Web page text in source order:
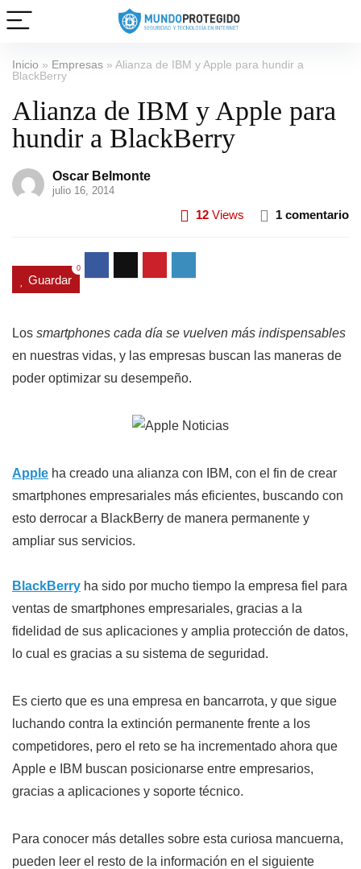
Inicio » Empresas » Alianza de IBM y Apple para hundir a
BlackBerry
Alianza de IBM y Apple para
hundir a BlackBerry
Oscar Belmonte
julio 16, 2014
12 Views 1 comentario
Guardar
0
Los smartphones cada día se vuelven más indispensables
en nuestras vidas, y las empresas buscan las maneras de
poder optimizar su desempeño.
Apple ha creado una alianza con IBM, con el fin de crear
smartphones empresariales más eficientes, buscando con
esto derrocar a BlackBerry de manera permanente y
ampliar sus servicios.
BlackBerry ha sido por mucho tiempo la empresa fiel para
ventas de smartphones empresariales, gracias a la
fidelidad de sus aplicaciones y amplia protección de datos,
lo cual es gracias a su sistema de seguridad.
Es cierto que es una empresa en bancarrota, y que sigue
luchando contra la extinción permanente frente a los
competidores, pero el reto se ha incrementado ahora que
Apple e IBM buscan posicionarse entre empresarios,
gracias a aplicaciones y soporte técnico.
Para conocer más detalles sobre esta curiosa mancuerna,
pueden leer el resto de la información en el siguiente